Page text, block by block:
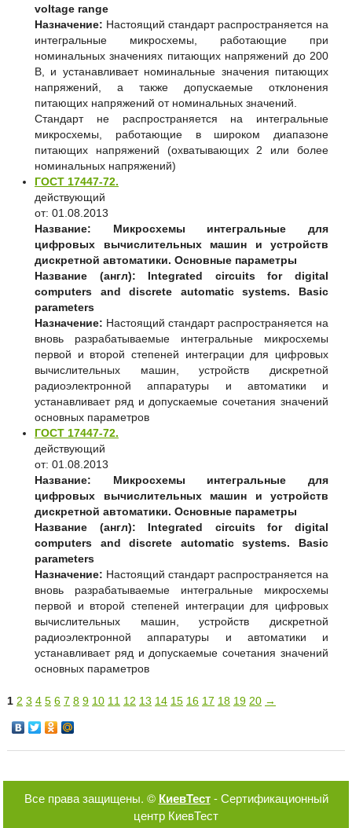
voltage range
Назначение: Настоящий стандарт распространяется на
интегральные микросхемы, работающие при
номинальных значениях питающих напряжений до 200
В, и устанавливает номинальные значения питающих
напряжений, а также допускаемые отклонения
питающих напряжений от номинальных значений.
Стандарт не распространяется на интегральные
микросхемы, работающие в широком диапазоне
питающих напряжений (охватывающих 2 или более
номинальных напряжений)
ГОСТ 17447-72.
действующий
от: 01.08.2013
Название:
Микросхемы интегральные для
цифровых вычислительных машин и устройств
дискретной автоматики. Основные параметры
Название (англ):
Integrated circuits for digital
computers and discrete automatic systems. Basic
parameters
Назначение: Настоящий стандарт распространяется на
вновь разрабатываемые интегральные микросхемы
первой и второй степеней интеграции для цифровых
вычислительных машин, устройств дискретной
радиоэлектронной аппаратуры и автоматики и
устанавливает ряд и допускаемые сочетания значений
основных параметров
ГОСТ 17447-72.
действующий
от: 01.08.2013
Название:
Микросхемы интегральные для
цифровых вычислительных машин и устройств
дискретной автоматики. Основные параметры
Название (англ):
Integrated circuits for digital
computers and discrete automatic systems. Basic
parameters
Назначение: Настоящий стандарт распространяется на
вновь разрабатываемые интегральные микросхемы
первой и второй степеней интеграции для цифровых
вычислительных машин, устройств дискретной
радиоэлектронной аппаратуры и автоматики и
устанавливает ряд и допускаемые сочетания значений
основных параметров
1 2 3 4 5 6 7 8 9 10 11 12 13 14 15 16 17 18 19 20 →
Все права защищены. © КиевТест- Сертификационный
центр КиевТест